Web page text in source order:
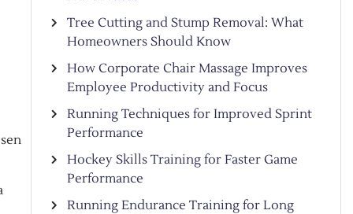
Tree Cutting and Stump Removal: What
Homeowners Should Know
How Corporate Chair Massage Improves
Employee Productivity and Focus
Running Techniques for Improved Sprint
Performance
Hockey Skills Training for Faster Game
Performance
Running Endurance Training for Long